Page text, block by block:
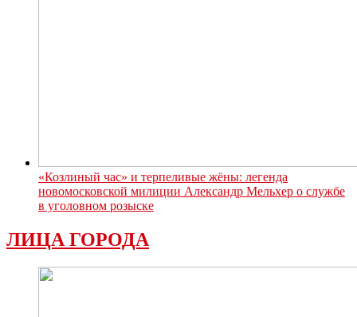
«Козлиный час» и терпеливые жёны: легенда
новомосковской милиции Александр Мельхер о службе
в уголовном розыске
ЛИЦА ГОРОДА